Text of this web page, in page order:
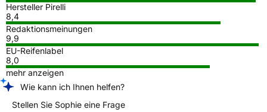
Hersteller Pirelli
8,4
Redaktionsmeinungen
9,9
EU-Reifenlabel
8,0
mehr anzeigen
Wie kann ich Ihnen helfen?
Stellen Sie Sophie eine Frage